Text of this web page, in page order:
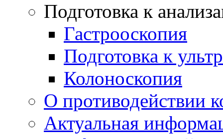
Подготовка к
Гастрооскопия
Подготовка к
Колоноскопия
О противодействии
Актуальная